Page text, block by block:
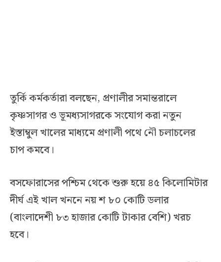
তুর্কি কর্মকর্তারা বলছেন, প্রণালীর সমান্তরালে
কৃষ্ণসাগর ও ভূমধ্যসাগরকে সংযোগ করা নতুন
ইস্তাম্বুল খালের মাধ্যমে প্রণালী পথে নৌ চলাচলের
চাপ কমবে।
বসফোরাসের পশ্চিম থেকে শুরু হয়ে ৪৫ কিলোমিটার
দীর্ঘ এই খাল খননে নয় শ ৮০ কোটি ডলার
(বাংলাদেশী ৮৩ হাজার কোটি টাকার বেশি) খরচ
হবে।